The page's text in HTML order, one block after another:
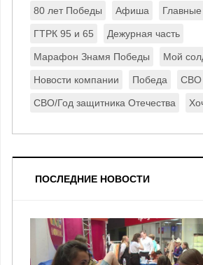
80 лет Победы Афиша
ГТРК 95 и 65 Дежурная часть
Марафон Знамя Победы Мой
Новости компании Победа СВО
СВО/Год защитника Отечества
ПОСЛЕДНИЕ НОВОСТИ